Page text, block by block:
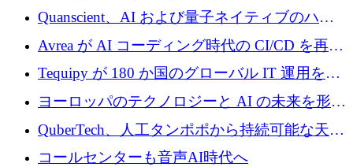
を拡大するためにシリーズ A で 2,000 万ドル
を調達
Quanscient、AI および量子ネイティブのハー
ドウェア エンジニアリングを推進するために
1,000 万ユーロを調達
Avrea が AI コーディング時代の CI/CD を再発
明するために 470 万ドルをかけてステルスか
ら浮上
Tequipy が 180 か国のグローバル IT 運用を自
動化するために 300 万ユーロ以上を調達
ヨーロッパのテクノロジーと AI の未来を形作
る: イノベーション リーダーが Nexus
Luxembourg 2026 に集まる理由
QuberTech、人工タンポポから持続可能な天然
ゴムを開発するために 340 万ポンドを調達
コールセンターも音声AI時代へ